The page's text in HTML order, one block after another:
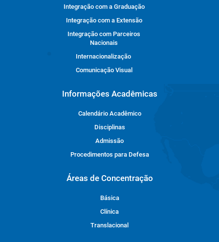
Integração com a Graduação
Integração com a Extensão
Integração com Parceiros
Nacionais
Internacionalização
Comunicação Visual
Informações Acadêmicas
Calendário Acadêmico
Disciplinas
Admissão
Procedimentos para Defesa
Áreas de Concentração
Básica
Clínica
Translacional